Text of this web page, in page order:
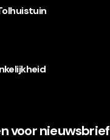
voor nieuwsbrief